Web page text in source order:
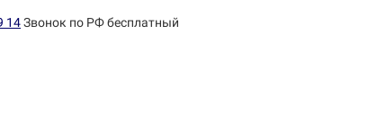
14Звонок по РФ бесплатный